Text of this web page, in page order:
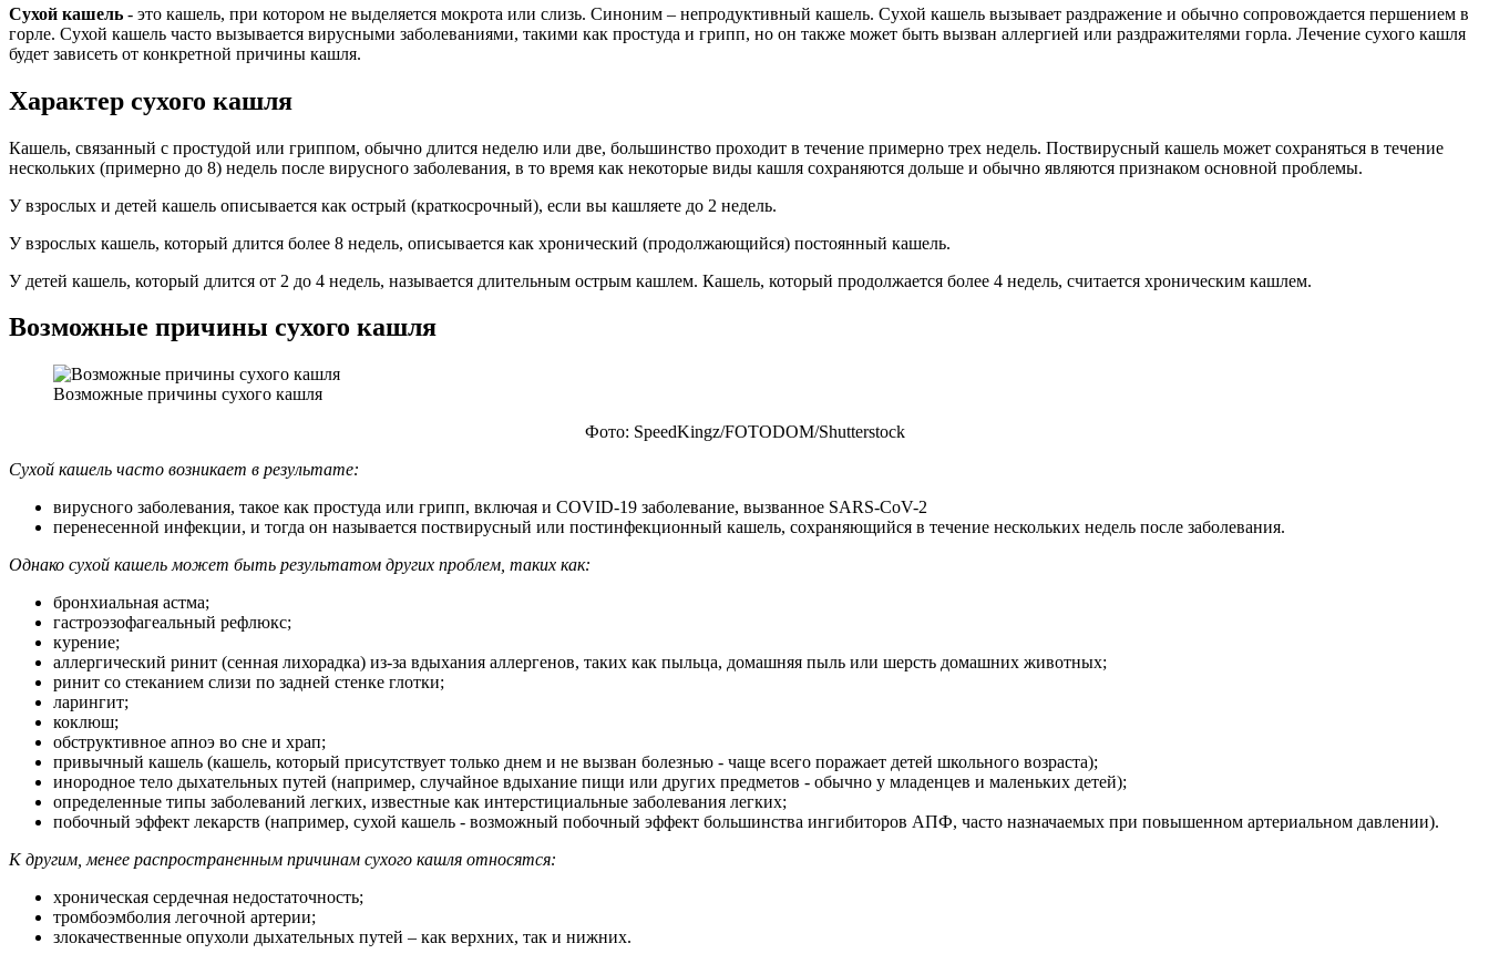
Сухой кашель - это кашель, при котором не выделяется мокрота или слизь. Синоним – непродуктивный кашель. Сухой кашель вызывает раздражение и обычно сопровождается першением в
горле. Сухой кашель часто вызывается вирусными заболеваниями, такими как простуда и грипп, но он также может быть вызван аллергией или раздражителями горла. Лечение сухого кашля
будет зависеть от конкретной причины кашля.
Характер сухого кашля
Кашель, связанный с простудой или гриппом, обычно длится неделю или две, большинство проходит в течение примерно трех недель. Поствирусный кашель может сохраняться в течение
нескольких (примерно до 8) недель после вирусного заболевания, в то время как некоторые виды кашля сохраняются дольше и обычно являются признаком основной проблемы.
У взрослых и детей кашель описывается как острый (краткосрочный), если вы кашляете до 2 недель.
У взрослых кашель, который длится более 8 недель, описывается как хронический (продолжающийся) постоянный кашель.
У детей кашель, который длится от 2 до 4 недель, называется длительным острым кашлем. Кашель, который продолжается более 4 недель, считается хроническим кашлем.
Возможные причины сухого кашля
Возможные причины сухого кашля
Фото: SpeedKingz/FOTODOM/Shutterstoсk
Сухой кашель часто возникает в результате:
вирусного заболевания, такое как простуда или грипп, включая и COVID-19 заболевание, вызванное SARS-CoV-2
перенесенной инфекции, и тогда он называется поствирусный или постинфекционный кашель, сохраняющийся в течение нескольких недель после заболевания.
Однако сухой кашель может быть результатом других проблем, таких как:
бронхиальная астма;
гастроэзофагеальный рефлюкс;
курение;
аллергический ринит (сенная лихорадка) из-за вдыхания аллергенов, таких как пыльца, домашняя пыль или шерсть домашних животных;
ринит со стеканием слизи по задней стенке глотки;
ларингит;
коклюш;
обструктивное апноэ во сне и храп;
привычный кашель (кашель, который присутствует только днем ​​и не вызван болезнью - чаще всего поражает детей школьного возраста);
инородное тело дыхательных путей (например, случайное вдыхание пищи или других предметов - обычно у младенцев и маленьких детей);
определенные типы заболеваний легких, известные как интерстициальные заболевания легких;
побочный эффект лекарств (например, сухой кашель - возможный побочный эффект большинства ингибиторов АПФ, часто назначаемых при повышенном артериальном давлении).
К другим, менее распространенным причинам сухого кашля относятся:
хроническая сердечная недостаточность;
тромбоэмболия легочной артерии;
злокачественные опухоли дыхательных путей – как верхних, так и нижних.